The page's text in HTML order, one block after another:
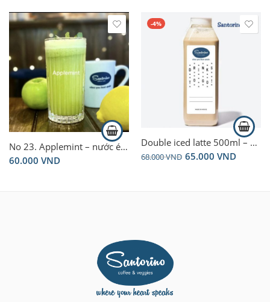
No 23. Applemint – nước ép Applemint
60.000 VND
-4%
Double iced latte 500ml – glass bottle
68.000VND 65.000 VND